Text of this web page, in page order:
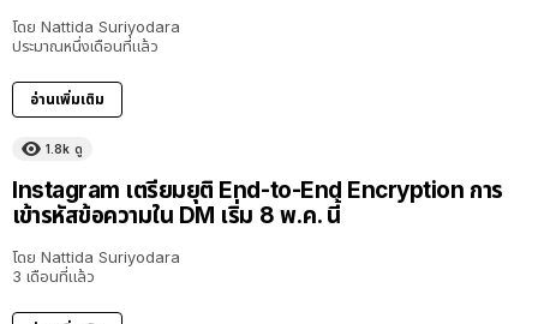
โดย Nattida Suriyodara
ประมาณหนึ่งเดือนที่แล้ว
อ่านเพิ่มเติม
1.8k ดู
Instagram เตรียมยุติ End-to-End Encryption การ
เข้ารหัสข้อความใน DM เริ่ม 8 พ.ค. นี้
โดย Nattida Suriyodara
3 เดือนที่แล้ว